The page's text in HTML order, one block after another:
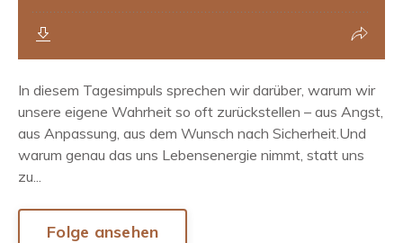
In diesem Tagesimpuls sprechen wir darüber, warum wir
unsere eigene Wahrheit so oft zurückstellen – aus Angst,
aus Anpassung, aus dem Wunsch nach Sicherheit.Und
warum genau das uns Lebensenergie nimmt, statt uns
zu...
Folge ansehen